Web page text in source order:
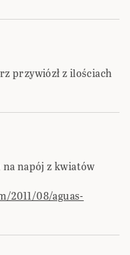
przywiózł z ilościach
napój z kwiatów
2011/08/aguas-